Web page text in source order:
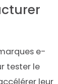
e-
tester le